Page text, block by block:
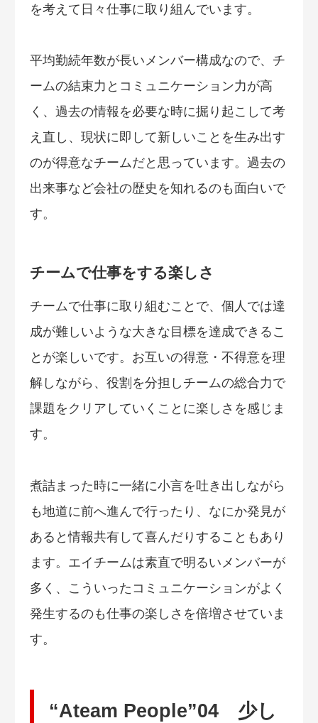
を考えて日々仕事に取り組んでいます。
平均勤続年数が長いメンバー構成なので、チ
ームの結束力とコミュニケーション力が高
く、過去の情報を必要な時に掘り起こして考
え直し、現状に即して新しいことを生み出す
のが得意なチームだと思っています。過去の
出来事など会社の歴史を知れるのも面白いで
す。
チームで仕事をする楽しさ
チームで仕事に取り組むことで、個人では達
成が難しいような大きな目標を達成できるこ
とが楽しいです。お互いの得意・不得意を理
解しながら、役割を分担しチームの総合力で
課題をクリアしていくことに楽しさを感じま
す。
煮詰まった時に一緒に小言を吐き出しながら
も地道に前へ進んで行ったり、なにか発見が
あると情報共有して喜んだりすることもあり
ます。エイチームは素直で明るいメンバーが
多く、こういったコミュニケーションがよく
発生するのも仕事の楽しさを倍増させていま
す。
“Ateam People”04 少し